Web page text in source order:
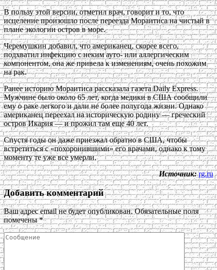
В пользу этой версии, отметил врач, говорит и то, что
исцеление произошло после переезда Мораитиса на чистый в
плане экологии остров в море.
Черемушкин добавил, что американец, скорее всего,
подхватил инфекцию с неким ауто- или аллергическим
компонентом, она же привела к изменениям, очень похожим
на рак.
Ранее историю Мораитиса рассказала газета Daily Express.
Мужчине было около 65 лет, когда медики в США сообщили
ему о раке легкого и дали не более полугода жизни. Однако
американец переехал на историческую родину — греческий
остров Икария — и прожил там еще 40 лет.
Спустя годы он даже приезжал обратно в США, чтобы
встретиться с «похоронившими» его врачами, однако к тому
моменту те уже все умерли.
Источник: rg.ru
Добавить комментарий
Ваш адрес email не будет опубликован. Обязательные поля
помечены*